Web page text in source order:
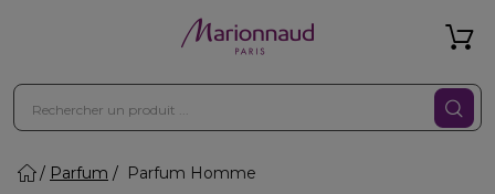
Parfum Parfum Homme